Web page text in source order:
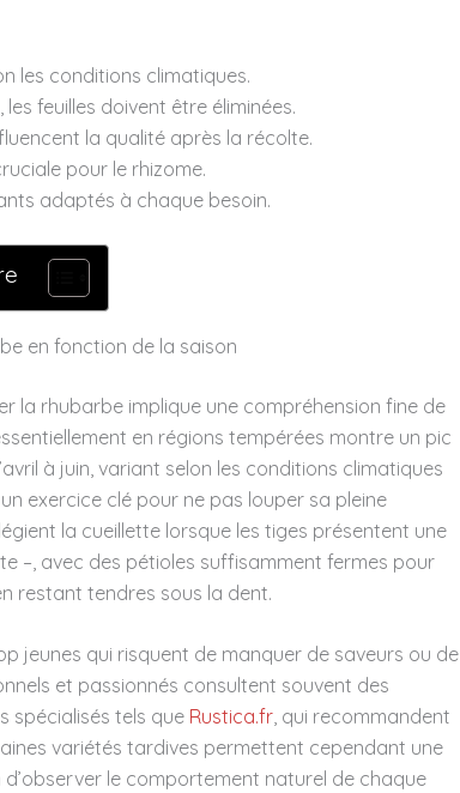
les conditions climatiques.
feuilles doivent être éliminées.
la qualité après la récolte.
pour le rhizome.
adaptés à chaque besoin.
en fonction de la saison
la rhubarbe implique une compréhension fine de
en régions tempérées montre un pic
à juin, variant selon les conditions climatiques
exercice clé pour ne pas louper sa pleine
la cueillette lorsque les tiges présentent une
–, avec des pétioles suffisamment fermes pour
restant tendres sous la dent.
jeunes qui risquent de manquer de saveurs ou de
et passionnés consultent souvent des
spécialisés tels que Rustica.fr, qui recommandent
variétés tardives permettent cependant une
le comportement naturel de chaque